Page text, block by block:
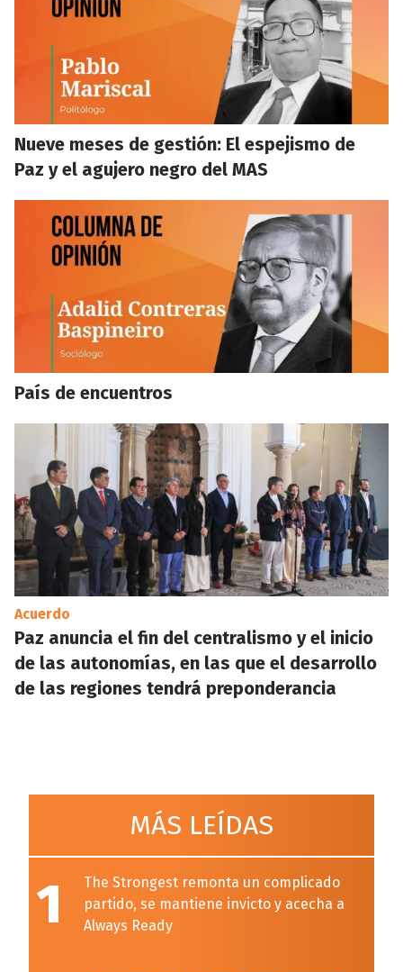
Nueve meses de gestión: El espejismo de
Paz y el agujero negro del MAS
País de encuentros
Acuerdo
Paz anuncia el fin del centralismo y el inicio
de las autonomías, en las que el desarrollo
de las regiones tendrá preponderancia
MÁS LEÍDAS
1
The Strongest remonta un complicado
partido, se mantiene invicto y acecha a
Always Ready